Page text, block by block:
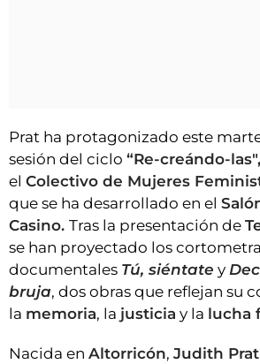
Prat ha protagonizado este
sesión del ciclo “Re-creándo-
el Colectivo de Mujeres
que se ha desarrollado en el
Casino. Tras la presentación de
se han proyectado los
documentales Tú, siéntate y
bruja, dos obras que reflejan su
la memoria, la justicia y la lucha
Nacida en Altorricón, Judith Prat